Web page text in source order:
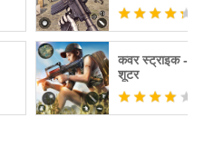
कवर स्ट्राइक - 3
शूटर